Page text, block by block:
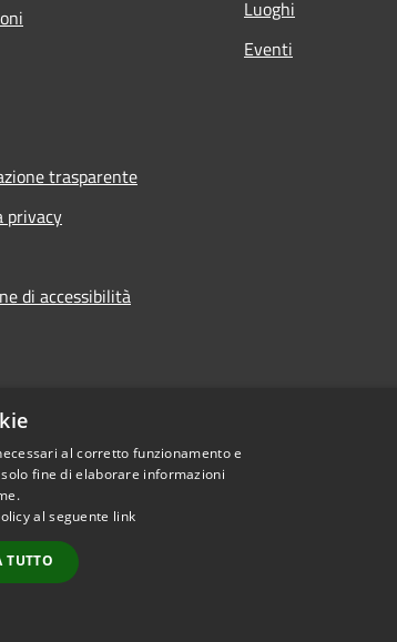
Luoghi
Eventi
trasparente
privacy
di accessibilità
Copyright © 2026 • Comune di Val Brembilla • Powered by
al corretto funzionamento e
fine di elaborare informazioni
al seguente link
TUTTO